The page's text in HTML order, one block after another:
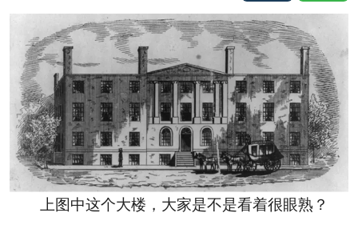
上图中这个大楼，大家是不是看着很眼熟？